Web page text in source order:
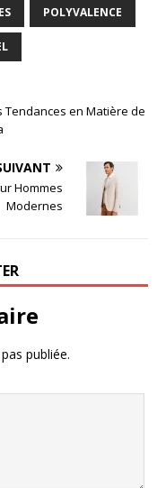
POLYVALENCE
en Matière de
Hommes
Modernes
publiée.